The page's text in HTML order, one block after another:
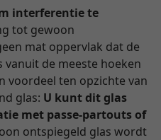
interferentie te
tot gewoon
mat oppervlak dat de
de meeste hoeken
voordeel ten opzichte van
glas: U kunt dit glas
met passe-partouts of
ontspiegeld glas wordt